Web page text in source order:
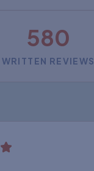
580
WRITTEN REVIEWS